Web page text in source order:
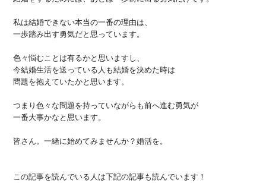
私は結婚できない本当の一番の理由は、
一歩踏み出す勇気だと思っています。
色々悩むことは有るかと思いますし、
今結婚生活を送っている人も結婚を決めた時は
問題を抱えていたかと思います。
つまり色々な問題を持っていながらも前へ進む勇気が
一番大事かなと思います。
皆さん。一緒に始めてみませんか？婚活を。
この記事を読んでいる人は下記の記事も読んでいます！